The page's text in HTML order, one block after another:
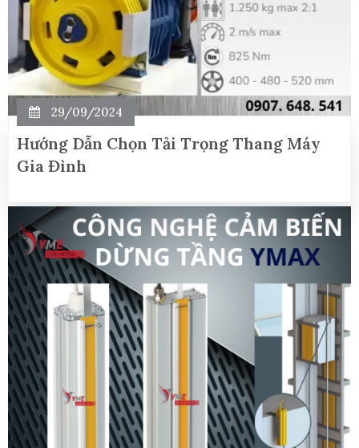
29/09/2024
Hướng Dẫn Chọn Tải Trọng Thang Máy
Gia Đình